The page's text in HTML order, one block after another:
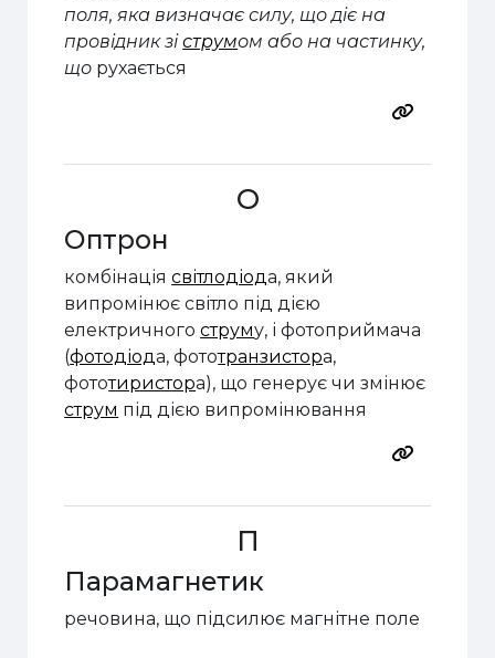
поля, яка визначає силу, що діє на
провідник зіструмом або на частинку,
що рухається
О
Оптрон
комбінаціясвітлодіода, який
випромінює світло під дією
електричногоструму, і фотоприймача
(фотодіода, фототранзистора,
фототиристора), що генерує чи змінює
струм під дією випромінювання
П
Парамагнетик
речовина, що підсилює магнітне поле